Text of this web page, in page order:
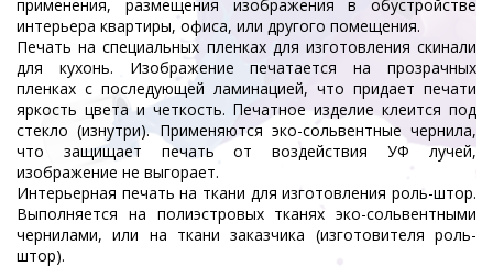
применения, размещения изображения в обустройстве
интерьера квартиры, офиса, или другого помещения.
Печать на специальных пленках для изготовления скинали
для кухонь. Изображение печатается на прозрачных
пленках с последующей ламинацией, что придает печати
яркость цвета и четкость. Печатное изделие клеится под
стекло (изнутри). Применяются эко-сольвентные чернила,
что защищает печать от воздействия УФ лучей,
изображение не выгорает.
Интерьерная печать на ткани для изготовления роль-штор.
Выполняется на полиэстровых тканях эко-сольвентными
чернилами, или на ткани заказчика (изготовителя роль-
штор).